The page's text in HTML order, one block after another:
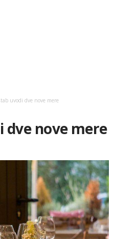
uvodi dve nove mere
dve nove mere